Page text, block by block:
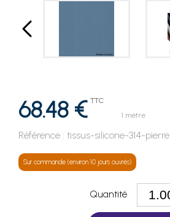
68.48 € TTC
1 mètre
Référence : tissus-silicone-314-pierre
Sur commande (environ 10 jours ouvrés)
Quantité